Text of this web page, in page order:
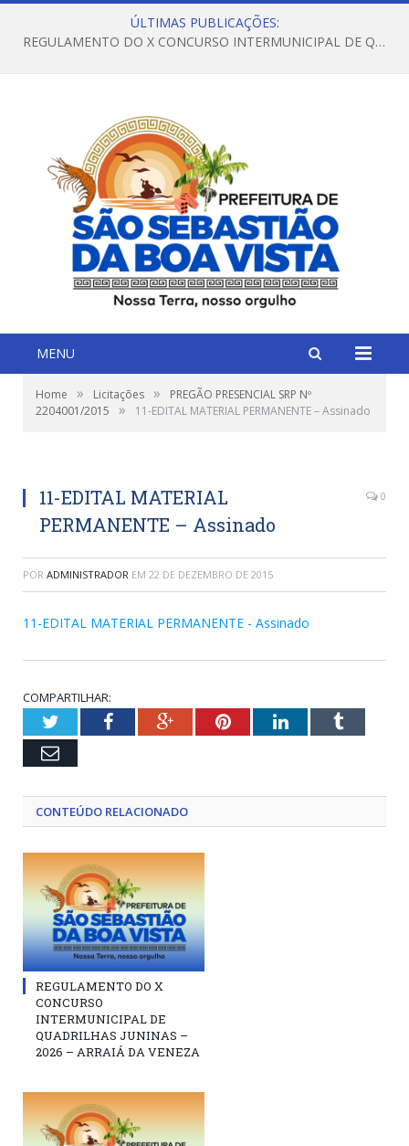
ÚLTIMAS PUBLICAÇÕES:
REGULAMENTO DO X CONCURSO INTERMUNICIPAL DE QUADRILHAS JUNINAS – 2026 – ARRAIÁ DA VENEZA
MENU
Home » Licitações »
PREGÃO PRESENCIAL SRP Nº
2204001/2015
» 11-EDITAL MATERIAL PERMANENTE – Assinado
11-EDITAL MATERIAL
PERMANENTE – Assinado
0
POR ADMINISTRADOR EM 22 DE DEZEMBRO DE 2015
11-EDITAL MATERIAL PERMANENTE - Assinado
COMPARTILHAR:
TwitterFacebookGoogle+PinterestLinkedInTumblr
Email
CONTEÚDO RELACIONADO
REGULAMENTO DO X
CONCURSO
INTERMUNICIPAL DE
QUADRILHAS JUNINAS –
2026 – ARRAIÁ DA VENEZA